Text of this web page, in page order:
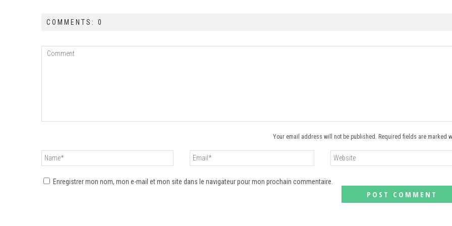
COMMENTS: 0
Your email address will not be published. Required fields are marked
Enregistrer mon nom, mon e-mail et mon site dans le navigateur pour mon prochain commentaire.